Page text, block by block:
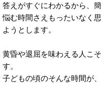
答えがすぐにわかるから、
悩む時間さえもったいなく
ようとします。
黄昏や退屈を味わえる人こ
す。
子どもの頃のそんな時間が